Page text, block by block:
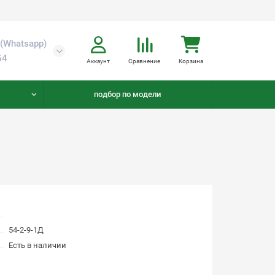
Аккаунт Сравнение Корзина
подбор по модели
54-2-9-1Д
Есть в наличии